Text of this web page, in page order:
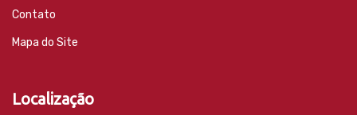
Contato
Mapa do Site
Localização